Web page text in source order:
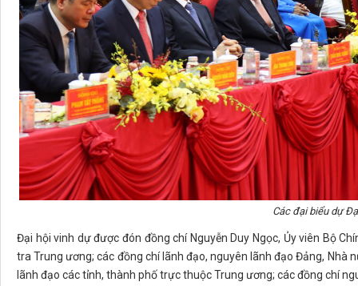
Các đại biểu dự
Đại hội vinh dự được đón đồng chí Nguyễn Duy Ngọc, Ủy viên Bộ
tra Trung ương; các đồng chí lãnh đạo, nguyên lãnh đạo Đảng, Nhà
lãnh đạo các tỉnh, thành phố trực thuộc Trung ương; các đồng chí